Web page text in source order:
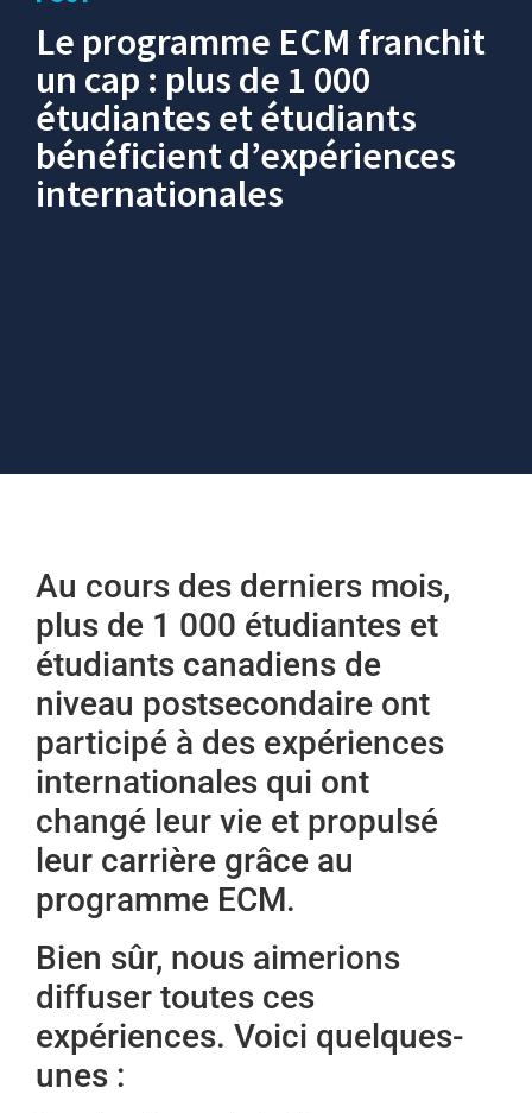
Le programme ECM franchit
un cap : plus de 1 000
étudiantes et étudiants
bénéficient d’expériences
internationales
Au cours des derniers mois,
plus de 1 000 étudiantes et
étudiants canadiens de
niveau postsecondaire ont
participé à des expériences
internationales qui ont
changé leur vie et propulsé
leur carrière grâce au
programme ECM.
Bien sûr, nous aimerions
diffuser toutes ces
expériences. Voici quelques-
unes :